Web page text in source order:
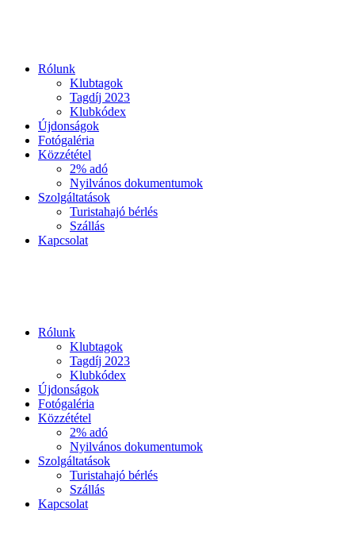
Rólunk
Klubtagok
Tagdíj 2023
Klubkódex
Újdonságok
Fotógaléria
Közzététel
2% adó
Nyilvános dokumentumok
Szolgáltatások
Turistahajó bérlés
Szállás
Kapcsolat
Rólunk
Klubtagok
Tagdíj 2023
Klubkódex
Újdonságok
Fotógaléria
Közzététel
2% adó
Nyilvános dokumentumok
Szolgáltatások
Turistahajó bérlés
Szállás
Kapcsolat